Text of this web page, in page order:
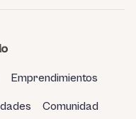
Emprendimientos
Comunidad